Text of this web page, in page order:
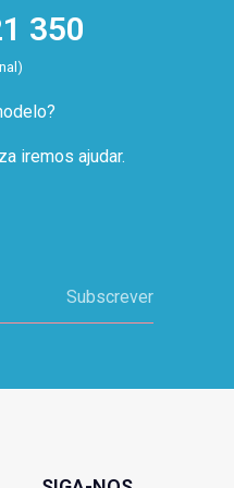
350
iremos ajudar.
Subscrever